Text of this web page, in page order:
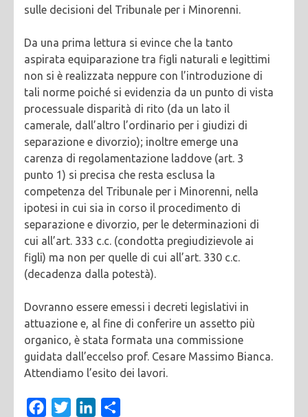
sulle decisioni del Tribunale per i Minorenni.
Da una prima lettura si evince che la tanto
aspirata equiparazione tra figli naturali e legittimi
non si è realizzata neppure con l’introduzione di
tali norme poiché si evidenzia da un punto di vista
processuale disparità di rito (da un lato il
camerale, dall’altro l’ordinario per i giudizi di
separazione e divorzio); inoltre emerge una
carenza di regolamentazione laddove (art. 3
punto 1) si precisa che resta esclusa la
competenza del Tribunale per i Minorenni, nella
ipotesi in cui sia in corso il procedimento di
separazione e divorzio, per le determinazioni di
cui all’art. 333 c.c. (condotta pregiudizievole ai
figli) ma non per quelle di cui all’art. 330 c.c.
(decadenza dalla potestà).
Dovranno essere emessi i decreti legislativi in
attuazione e, al fine di conferire un assetto più
organico, è stata formata una commissione
guidata dall’eccelso prof. Cesare Massimo Bianca.
Attendiamo l’esito dei lavori.
FacebookTwitterLinkedIn